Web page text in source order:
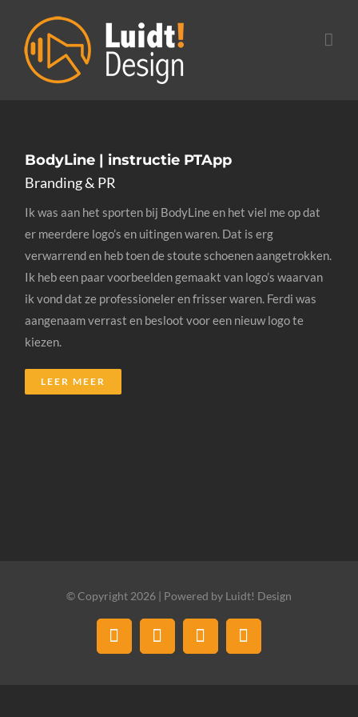
inhoud
BodyLine | instructie PTApp
Branding & PR
Ik was aan het sporten bij BodyLine en het viel me op dat
er meerdere logo’s en uitingen waren. Dat is erg
verwarrend en heb toen de stoute schoenen aangetrokken.
Ik heb een paar voorbeelden gemaakt van logo’s waarvan
ik vond dat ze professioneler en frisser waren. Ferdi was
aangenaam verrast en besloot voor een nieuw logo te
kiezen.
LEER MEER
© Copyright 2026 | Powered by Luidt! Design
FacebookLinkedInInstagram
E-